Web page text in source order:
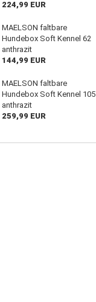
224,99 EUR
MAELSON faltbare
Hundebox Soft Kennel 62
anthrazit
144,99 EUR
MAELSON faltbare
Hundebox Soft Kennel 105
anthrazit
259,99 EUR